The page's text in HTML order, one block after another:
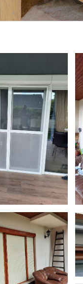
08
kep-04